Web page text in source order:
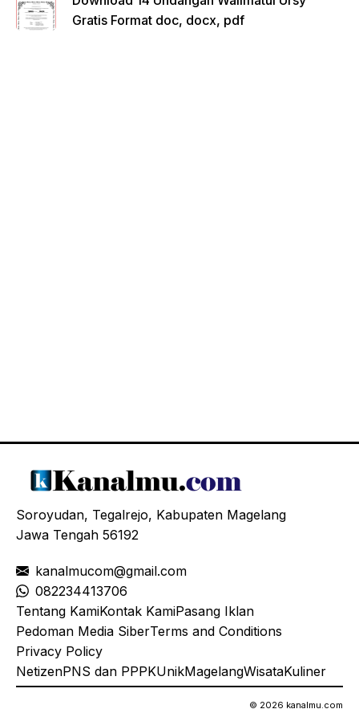
Gratis Format doc, docx, pdf
Soroyudan, Tegalrejo, Kabupaten Magelang
Jawa Tengah 56192
kanalmucom@gmail.com
082234413706
Tentang KamiKontak KamiPasang Iklan
Pedoman Media SiberTerms and Conditions
Privacy Policy
NetizenPNS dan PPPKUnikMagelangWisataKuliner
© 2026 kanalmu.com